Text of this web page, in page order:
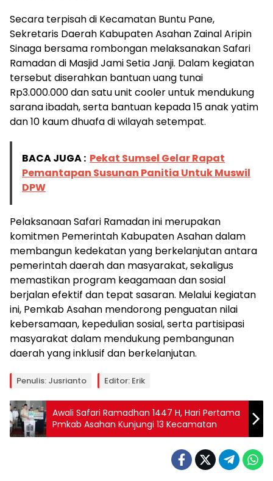
Secara terpisah di Kecamatan Buntu Pane,
Sekretaris Daerah Kabupaten Asahan Zainal Aripin
Sinaga bersama rombongan melaksanakan Safari
Ramadan di Masjid Jami Setia Janji. Dalam kegiatan
tersebut diserahkan bantuan uang tunai
Rp3.000.000 dan satu unit cooler untuk mendukung
sarana ibadah, serta bantuan kepada 15 anak yatim
dan 10 kaum dhuafa di wilayah setempat.
BACA JUGA : Pekat Sumsel Gelar Rapat
Pemantapan Susunan Panitia Untuk Muswil
DPW
Pelaksanaan Safari Ramadan ini merupakan
komitmen Pemerintah Kabupaten Asahan dalam
membangun kedekatan yang berkelanjutan antara
pemerintah daerah dan masyarakat, sekaligus
memastikan program keagamaan dan sosial
berjalan efektif dan tepat sasaran. Melalui kegiatan
ini, Pemkab Asahan mendorong penguatan nilai
kebersamaan, kepedulian sosial, serta partisipasi
masyarakat dalam mendukung pembangunan
daerah yang inklusif dan berkelanjutan.
Penulis: Jusrianto Editor: Erik
Awali Safari Ramadhan 1447 H, Hari Pertama
Pmkab Asahan Kunjungi 13 Kecamatan